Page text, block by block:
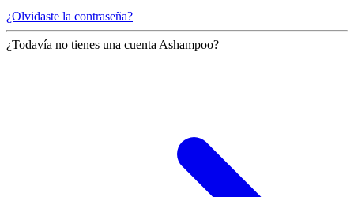
¿Olvidaste la contraseña?
¿Todavía no tienes una cuenta Ashampoo?